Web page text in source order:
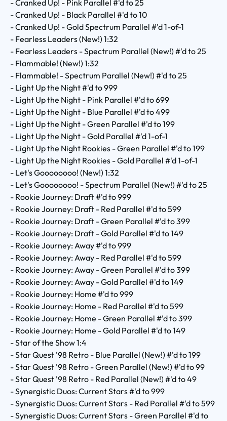
- Cranked Up! - Pink Parallel #'d to 25
- Cranked Up! - Black Parallel #'d to 10
- Cranked Up! - Gold Spectrum Parallel #'d 1-of-1
- Fearless Leaders (New!) 1:32
- Fearless Leaders - Spectrum Parallel (New!) #'d to 25
- Flammable! (New!) 1:32
- Flammable! - Spectrum Parallel (New!) #'d to 25
- Light Up the Night #'d to 999
- Light Up the Night - Pink Parallel #'d to 699
- Light Up the Night - Blue Parallel #'d to 499
- Light Up the Night - Green Parallel #'d to 199
- Light Up the Night - Gold Parallel #'d 1-of-1
- Light Up the Night Rookies - Green Parallel #'d to 199
- Light Up the Night Rookies - Gold Parallel #'d 1-of-1
- Let's Goooooooo! (New!) 1:32
- Let's Goooooooo! - Spectrum Parallel (New!) #'d to 25
- Rookie Journey: Draft #'d to 999
- Rookie Journey: Draft - Red Parallel #'d to 599
- Rookie Journey: Draft - Green Parallel #'d to 399
- Rookie Journey: Draft - Gold Parallel #'d to 149
- Rookie Journey: Away #'d to 999
- Rookie Journey: Away - Red Parallel #'d to 599
- Rookie Journey: Away - Green Parallel #'d to 399
- Rookie Journey: Away - Gold Parallel #'d to 149
- Rookie Journey: Home #'d to 999
- Rookie Journey: Home - Red Parallel #'d to 599
- Rookie Journey: Home - Green Parallel #'d to 399
- Rookie Journey: Home - Gold Parallel #'d to 149
- Star of the Show 1:4
- Star Quest '98 Retro - Blue Parallel (New!) #'d to 199
- Star Quest '98 Retro - Green Parallel (New!) #'d to 99
- Star Quest '98 Retro - Red Parallel (New!) #'d to 49
- Synergistic Duos: Current Stars #'d to 999
- Synergistic Duos: Current Stars - Red Parallel #'d to 599
- Synergistic Duos: Current Stars - Green Parallel #'d to